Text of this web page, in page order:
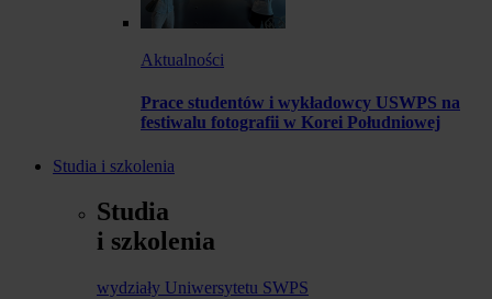
Aktualności
Prace studentów i wykładowcy USWPS na
festiwalu fotografii w Korei Południowej
Studia i szkolenia
Studia
i szkolenia
wydziały Uniwersytetu SWPS